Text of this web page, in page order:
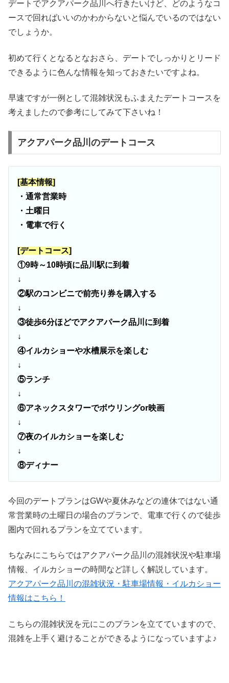
デートでアクアパーク品川へ行きたいけど、どのようなコ
ースで回ればいいのかわからないと悩んでいるのではない
でしょうか。
初めて行くとなるとなおさら、デートでしっかりとリード
できるように色んな情報を知っておきたいですよね。
早速ですが一例として混雑状況もふまえたデートコースを
考えましたので参考にしてみて下さいね！
アクアパーク品川のデートコース
[基本情報]
・通常営業時
・土曜日
・電車で行く
[デートコース]
①9時～10時頃に品川駅に到着
↓
②駅のコンビニで前売り券を購入する
↓
③徒歩6分ほどでアクアパーク品川に到着
↓
④イルカショーや水槽展示を楽しむ
↓
⑤ランチ
↓
⑥アネックスタワーでボウリングor映画
↓
⑦夜のイルカショーを楽しむ
↓
⑧ディナー
今回のデートプランはGWや夏休みなどの連休ではない通
常営業時の土曜日の場合のプランで、電車で行くので徒歩
圏内で回れるプランを立てています。
ちなみにこちらではアクアパーク品川の混雑状況や駐車場
情報、イルカショーの時間など詳しく解説しています。
アクアパーク品川の混雑状況・駐車場情報・イルカショー
情報はこちら！
こちらの混雑状況を元にこのプランを立てていますので、
混雑を上手く避けることができるようになっていますよ♪